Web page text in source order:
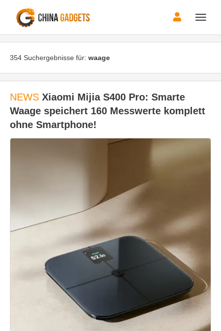
Toggle
354 Suchergebnisse für: waage
NEWS Xiaomi Mijia S400 Pro: Smarte
Waage speichert 160 Messwerte komplett
ohne Smartphone!